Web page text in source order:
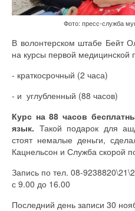
Фото: пресс-служба
В волонтерском штабе Бейт
на курсы первой
- краткосрочный (2 часа)
- и углубленный (88 часов)
Курс на 88 часов
язык. Такой подарок для
стоят немалые деньги,
Кацнельсон и Служба скорой
Запись по тел. 08-
с 9.00 до 16.00
Последний день записи 30